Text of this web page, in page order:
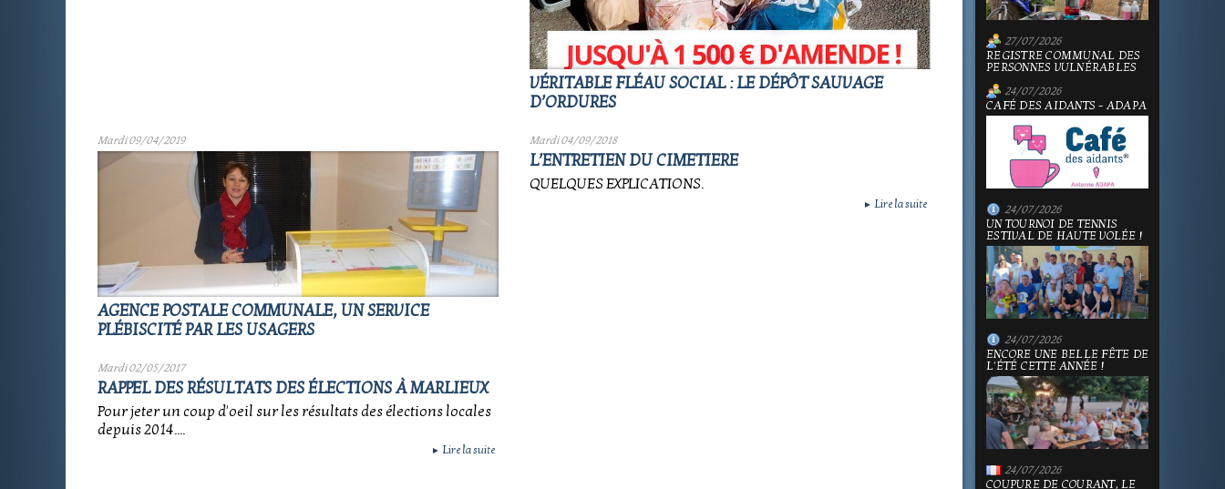
VÉRITABLE FLÉAU SOCIAL : LE DÉPÔT SAUVAGE
D’ORDURES
Mardi 09/04/2019
AGENCE POSTALE COMMUNALE, UN SERVICE
PLÉBISCITÉ PAR LES USAGERS
Mardi 04/09/2018
L’ENTRETIEN DU CIMETIERE
QUELQUES EXPLICATIONS.
► Lire la suite
Mardi 02/05/2017
RAPPEL DES RÉSULTATS DES ÉLECTIONS À MARLIEUX
Pour jeter un coup d'oeil sur les résultats des élections locales
depuis 2014....
► Lire la suite
27/07/2026
REGISTRE COMMUNAL DES
PERSONNES VULNÉRABLES
24/07/2026
CAFÉ DES AIDANTS - ADAPA
24/07/2026
UN TOURNOI DE TENNIS
ESTIVAL DE HAUTE VOLÉE !
24/07/2026
ENCORE UNE BELLE FÊTE DE
L'ÉTÉ CETTE ANNÉE !
24/07/2026
COUPURE DE COURANT, LE